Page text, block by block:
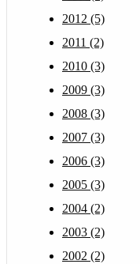
2012 (5)
2011 (2)
2010 (3)
2009 (3)
2008 (3)
2007 (3)
2006 (3)
2005 (3)
2004 (2)
2003 (2)
2002 (2)